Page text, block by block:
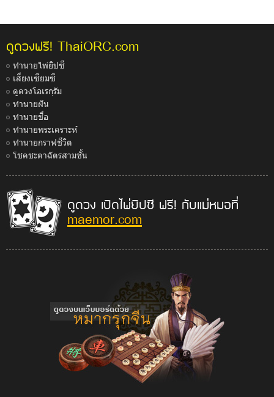
ดูดวงฟรี! ThaiORC.com
ทำนายไพ่ยิปซี
เสี่ยงเซียมซี
ดูดวงโอเรกุรัม
ทำนายฝัน
ทำนายชื่อ
ทำนายพระเคราะห์
ทำนายกราฟชีวิต
โชคชะตาฉัตรสามชั้น
ดูดวง เปิดไพ่ยิปซี ฟรี! กับแม่หมอที่
maemor.com